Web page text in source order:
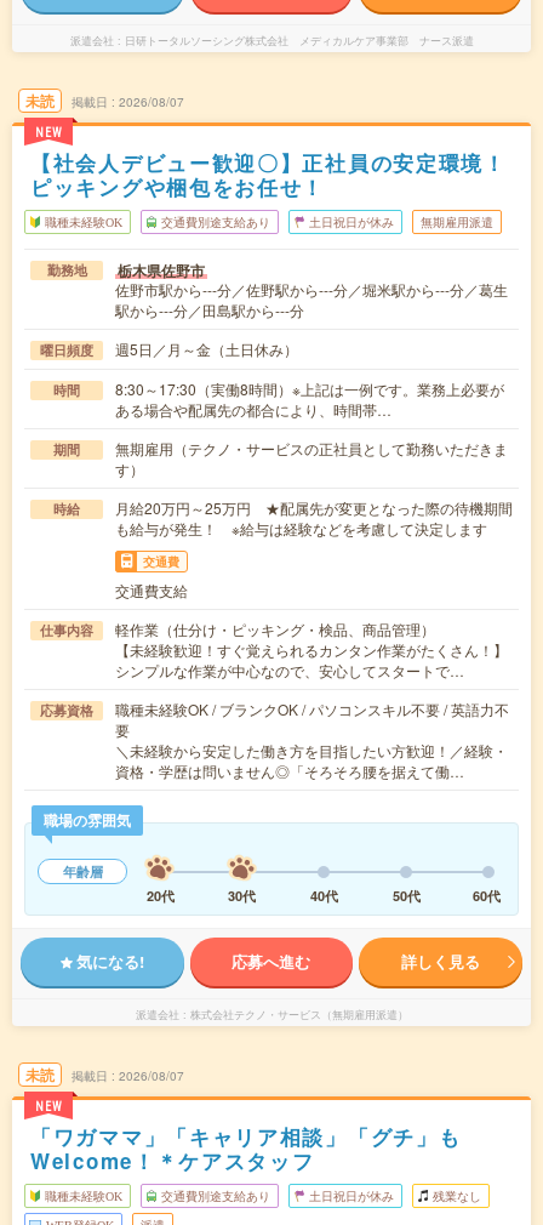
派遣会社 日研トータルソーシング株式会社 メディカルケア事業部 ナース派遣
未読
NEW
掲載日 2026/08/07
【社会人デビュー歓迎〇】正社員の安定環境！
ピッキングや梱包をお任せ！
職種未経験OK 交通費別途支給あり 土日祝日が休み 無期雇用派遣
勤務地 栃木県佐野市
佐野市駅から---分／佐野駅から---分／堀米駅から---分／葛生
駅から---分／田島駅から---分
曜日頻度 週5日／月～金（土日休み）
時間
8:30～17:30（実働8時間）※上記は一例です。業務上必要が
ある場合や配属先の都合により、時間帯…
期間
無期雇用（テクノ・サービスの正社員として勤務いただきま
す）
時給
月給20万円～25万円 ★配属先が変更となった際の待機期間
も給与が発生！ ※給与は経験などを考慮して決定します
交通費
交通費支給
仕事内容
軽作業（仕分け・ピッキング・検品、商品管理）
【未経験歓迎！すぐ覚えられるカンタン作業がたくさん！】
シンプルな作業が中心なので、安心してスタートで…
応募資格
職種未経験OK / ブランクOK / パソコンスキル不要 / 英語力不
要
＼未経験から安定した働き方を目指したい方歓迎！／経験・
資格・学歴は問いません◎「そろそろ腰を据えて働…
職場の雰囲気
年齢層
20代
30代 40代 50代 60代
気になる! 応募へ進む 詳しく見る
派遣会社 株式会社テクノ・サービス（無期雇用派遣）
未読
NEW
掲載日 2026/08/07
「ワガママ」「キャリア相談」「グチ」も
Welcome！＊ケアスタッフ
職種未経験OK 交通費別途支給あり 土日祝日が休み 残業なし